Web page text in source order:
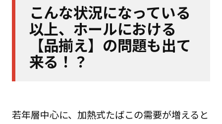
こんな状況になっている
以上、ホールにおける
【品揃え】の問題も出て
来る！？
若年層中心に、加熱式たばこの需要が増えると